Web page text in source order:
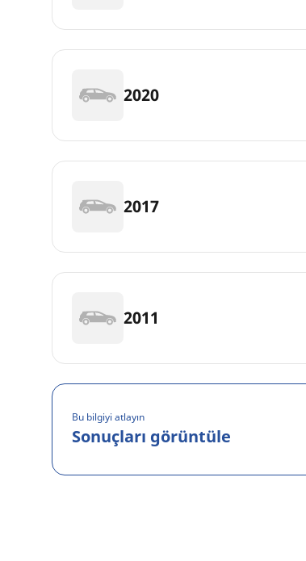
2020
2017
2011
Bu bilgiyi atlayın
Sonuçları görüntüle